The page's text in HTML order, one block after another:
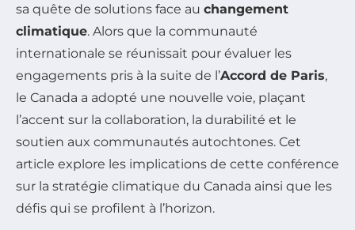
sa quête de solutions face au changement
climatique. Alors que la communauté
internationale se réunissait pour évaluer les
engagements pris à la suite de l’Accord de Paris,
le Canada a adopté une nouvelle voie, plaçant
l’accent sur la collaboration, la durabilité et le
soutien aux communautés autochtones. Cet
article explore les implications de cette conférence
sur la stratégie climatique du Canada ainsi que les
défis qui se profilent à l’horizon.